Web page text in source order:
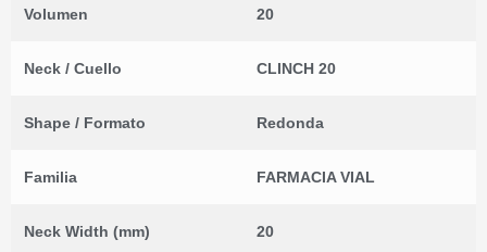
Volumen 20
Neck / Cuello CLINCH 20
Shape / Formato Redonda
Familia FARMACIA VIAL
Neck Width (mm) 20